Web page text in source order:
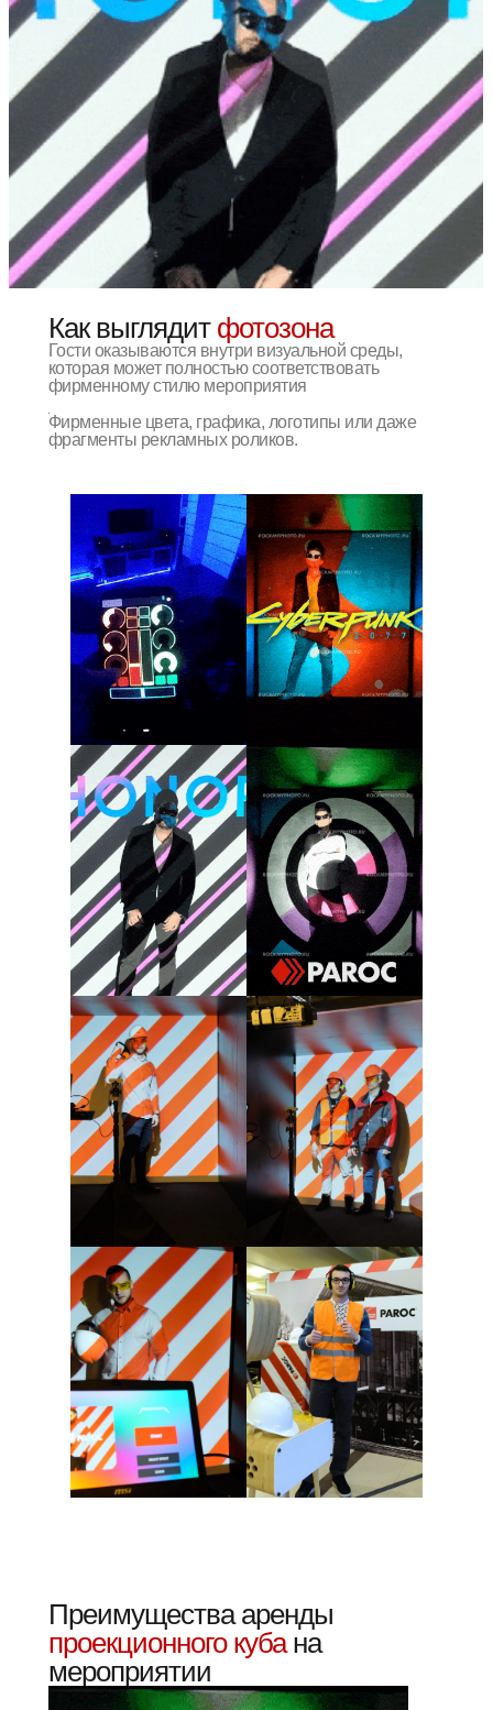
Как выглядит фотозона
Гости оказываются внутри визуальной среды,
которая может полностью соответствовать
фирменному стилю мероприятия
Фирменные цвета, графика, логотипы или даже
фрагменты рекламных роликов.
Преимущества аренды
проекционного кубана
мероприятии